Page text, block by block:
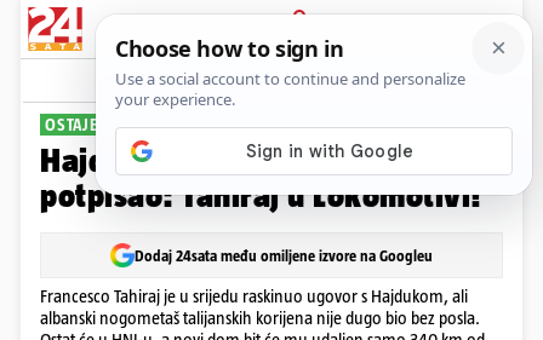
PRIJAVA
Sport Komentari
OSTAJE U HNL-U
Hajduk ga se riješio, a Tomić
potpisao: Tahiraj u Lokomotivi!
Dodaj 24sata među omiljene izvore na Googleu
Francesco Tahiraj je u srijedu raskinuo ugovor s Hajdukom, ali
albanski nogometaš talijanskih korijena nije dugo bio bez posla.